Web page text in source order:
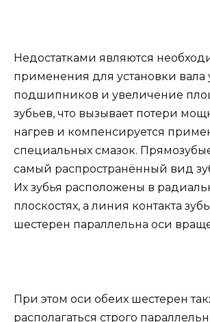
Недостатками являются
применения для установки вала
подшипников и увеличение
зубьев, что вызывает потери
нагрев и компенсируется
специальных смазок.
самый распространённый вид
Их зубья расположены в
плоскостях, а линия контакта
шестерен параллельна оси
При этом оси обеих шестерен
располагаться строго